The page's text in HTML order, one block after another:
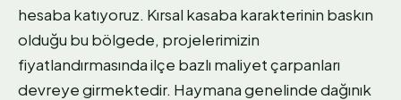
hesaba katıyoruz. Kırsal kasaba karakterinin baskın
olduğu bu bölgede, projelerimizin
fiyatlandırmasında ilçe bazlı maliyet çarpanları
devreye girmektedir. Haymana genelinde dağınık